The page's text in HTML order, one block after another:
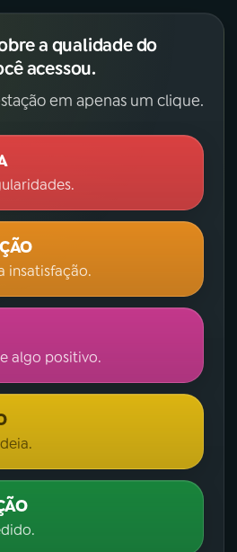
a qualidade do
acessou.
em apenas um clique.
insatisfação.
algo positivo.